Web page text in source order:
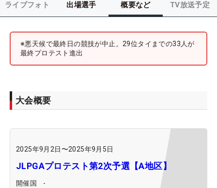
ライブフォト 出場選手 概要など TV放送予定
※悪天候で最終日の競技が中止。29位タイまでの33人が
最終プロテスト進出
大会概要
2025年9月2日 〜2025年9月5日
JLPGAプロテスト第2次予選【A地区】
開催国
-